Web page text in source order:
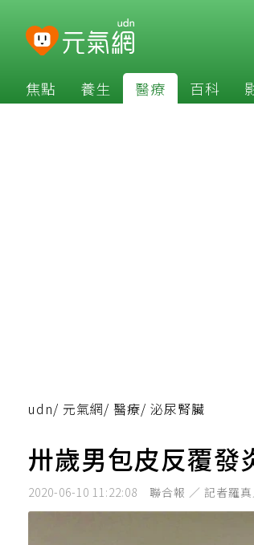
焦點 養生 醫療 百科
udn/ 元氣網/ 醫療/ 泌尿腎臟
卅歲男包皮反覆發
2020-06-10 11:22:08 聯合報 ／ 記者羅